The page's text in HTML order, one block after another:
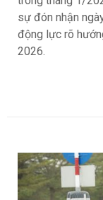
sự đón nhận
động lực rõ
2026.